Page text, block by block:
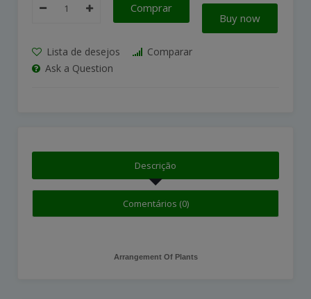
Comprar
Buy now
Lista de desejos
Comparar
Ask a Question
Descrição
Comentários (0)
Arrangement Of Plants